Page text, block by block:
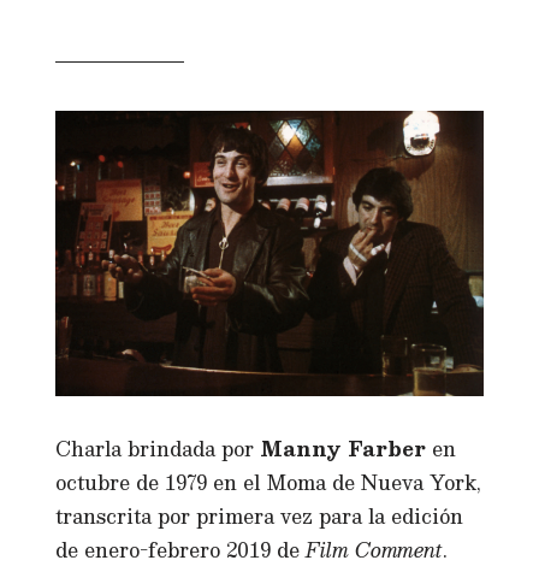
Charla brindada por Manny Farber en
octubre de 1979 en el Moma de Nueva York,
transcrita por primera vez para la edición
de enero-febrero 2019 deFilm Comment.